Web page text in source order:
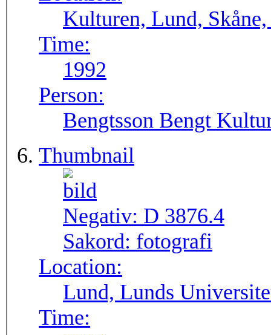
Kulturen, Lund,
Time:
1992
Person:
Bengtsson Bengt
Thumbnail
Negativ: D 3876.4
Sakord: fotografi
Location:
Lund, Lunds
Time: